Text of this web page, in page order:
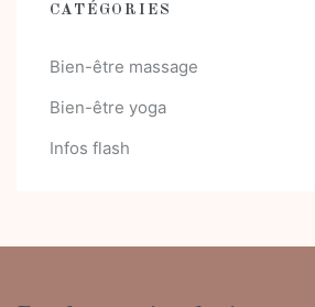
CATÉGORIES
Bien-être massage
Bien-être yoga
Infos flash